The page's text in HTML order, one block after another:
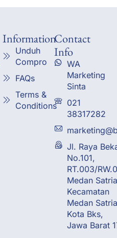
Information
Unduh
Compro
FAQs
Terms &
Conditions
Contact
Info
WA
Marketing
Sinta
021
38317282
Jl. Raya
No.101,
RT.003/
Medan
Kecamatan
Medan
Kota Bks,
Jawa Barat